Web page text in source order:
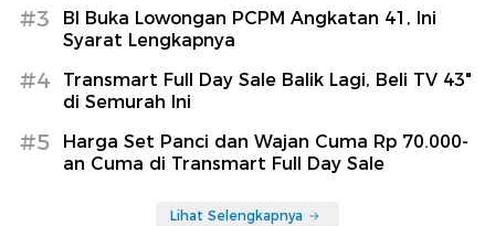
#3
BI Buka Lowongan PCPM Angkatan 41, Ini
Syarat Lengkapnya
#4
Transmart Full Day Sale Balik Lagi, Beli TV 43"
di Semurah Ini
#5
Harga Set Panci dan Wajan Cuma Rp 70.000-
an Cuma di Transmart Full Day Sale
Lihat Selengkapnya